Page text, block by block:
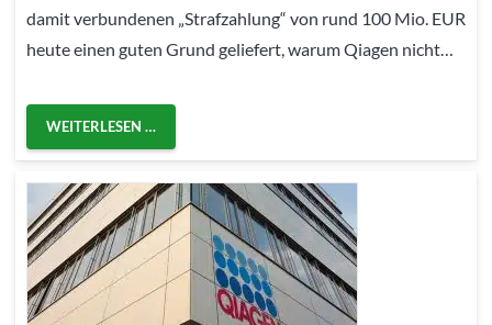
damit verbundenen „Strafzahlung“ von rund 100 Mio. EUR
heute einen guten Grund geliefert, warum Qiagen nicht…
WEITERLESEN …